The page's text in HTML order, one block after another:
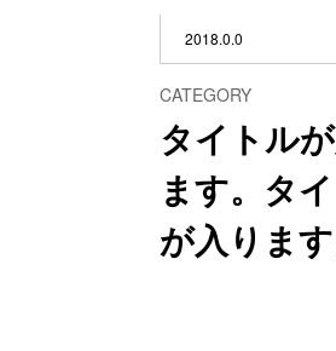
2018.0.0
CATEGORY
タイトル
ます。タ
が入りま